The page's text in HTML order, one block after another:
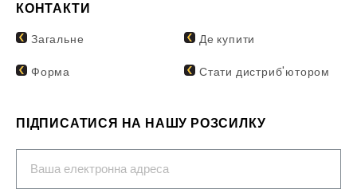
КОНТАКТИ
Загальне
Форма
Де купити
Стати дистриб'ютором
ПІДПИСАТИСЯ НА НАШУ РОЗСИЛКУ